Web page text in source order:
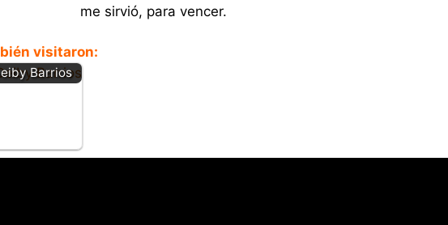
me sirvió, para vencer.
visitaron:
cara -
Barrios